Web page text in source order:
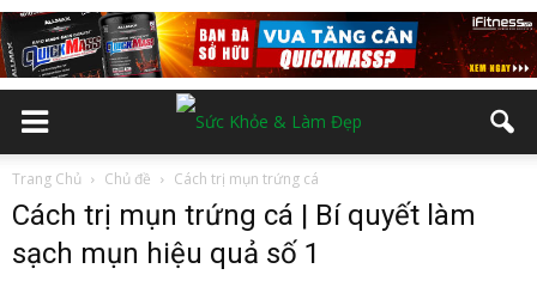
Trang Chủ Chủ đề Cách trị mụn trứng cá
Cách trị mụn trứng cá | Bí quyết làm
sạch mụn hiệu quả số 1